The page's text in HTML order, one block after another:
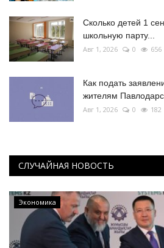
Сколько детей 1
школьную парту...
Авг 1, 2026 0 656
Как подать
жителям
Авг 1, 2026 0 182
СЛУЧАЙНАЯ НОВОСТЬ
Видео